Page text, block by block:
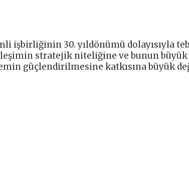
işbirliğinin 30. yıldönümü dolayısıyla
stratejik niteliğine ve bunun büyük
güçlendirilmesine katkısına büyük